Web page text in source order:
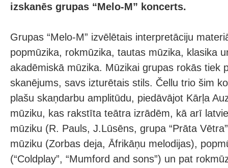
izskanēs grupas “Melo-M” koncerts.
Grupas “Melo-M” izvēlētais interpretāciju
popmūzika, rokmūzika, tautas mūzika, klasika
akadēmiskā mūzika. Mūzikai grupas rokās tiek
skanējums, savs izturētais stils. Čellu trio šim
plašu skaņdarbu amplitūdu, piedāvājot Kārļa
mūziku, kas rakstīta teātra izrādēm, kā arī
mūziku (R. Pauls, J.Lūsēns, grupa “Prāta
mūziku (Zorbas deja, Āfrikāņu melodijas),
(“Coldplay”, “Mumford and sons”) un pat